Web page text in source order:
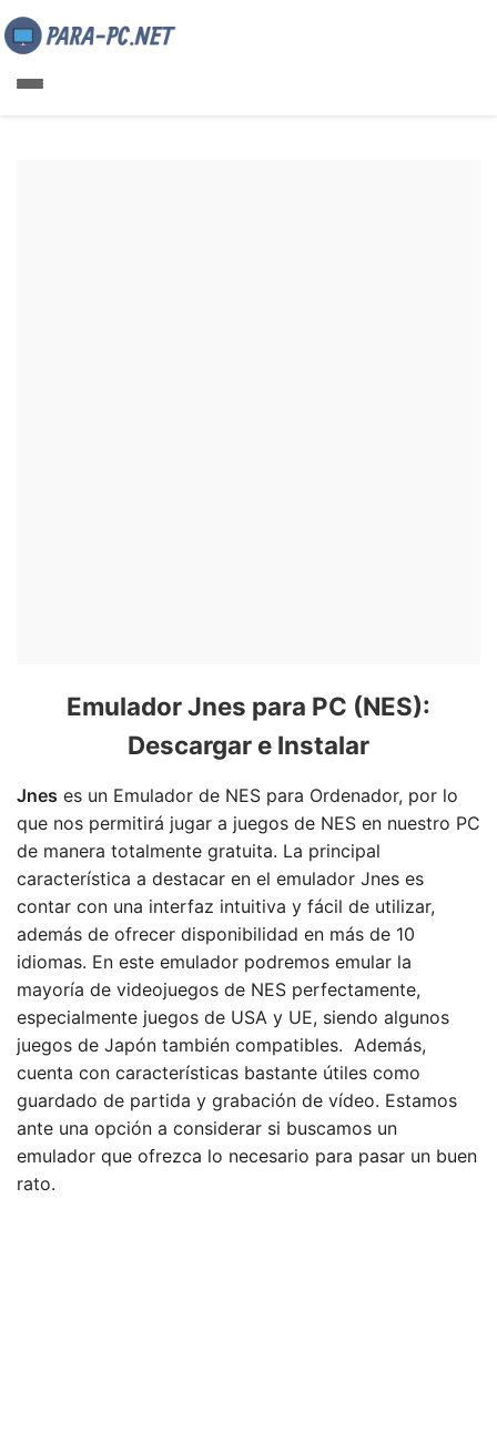
Emulador Jnes para PC (NES):
Descargar e Instalar
Jnes es un Emulador de NES para Ordenador, por lo
que nos permitirá jugar a juegos de NES en nuestro PC
de manera totalmente gratuita. La principal
característica a destacar en el emulador Jnes es
contar con una interfaz intuitiva y fácil de utilizar,
además de ofrecer disponibilidad en más de 10
idiomas. En este emulador podremos emular la
mayoría de videojuegos de NES perfectamente,
especialmente juegos de USA y UE, siendo algunos
juegos de Japón también compatibles. Además,
cuenta con características bastante útiles como
guardado de partida y grabación de vídeo. Estamos
ante una opción a considerar si buscamos un
emulador que ofrezca lo necesario para pasar un buen
rato.